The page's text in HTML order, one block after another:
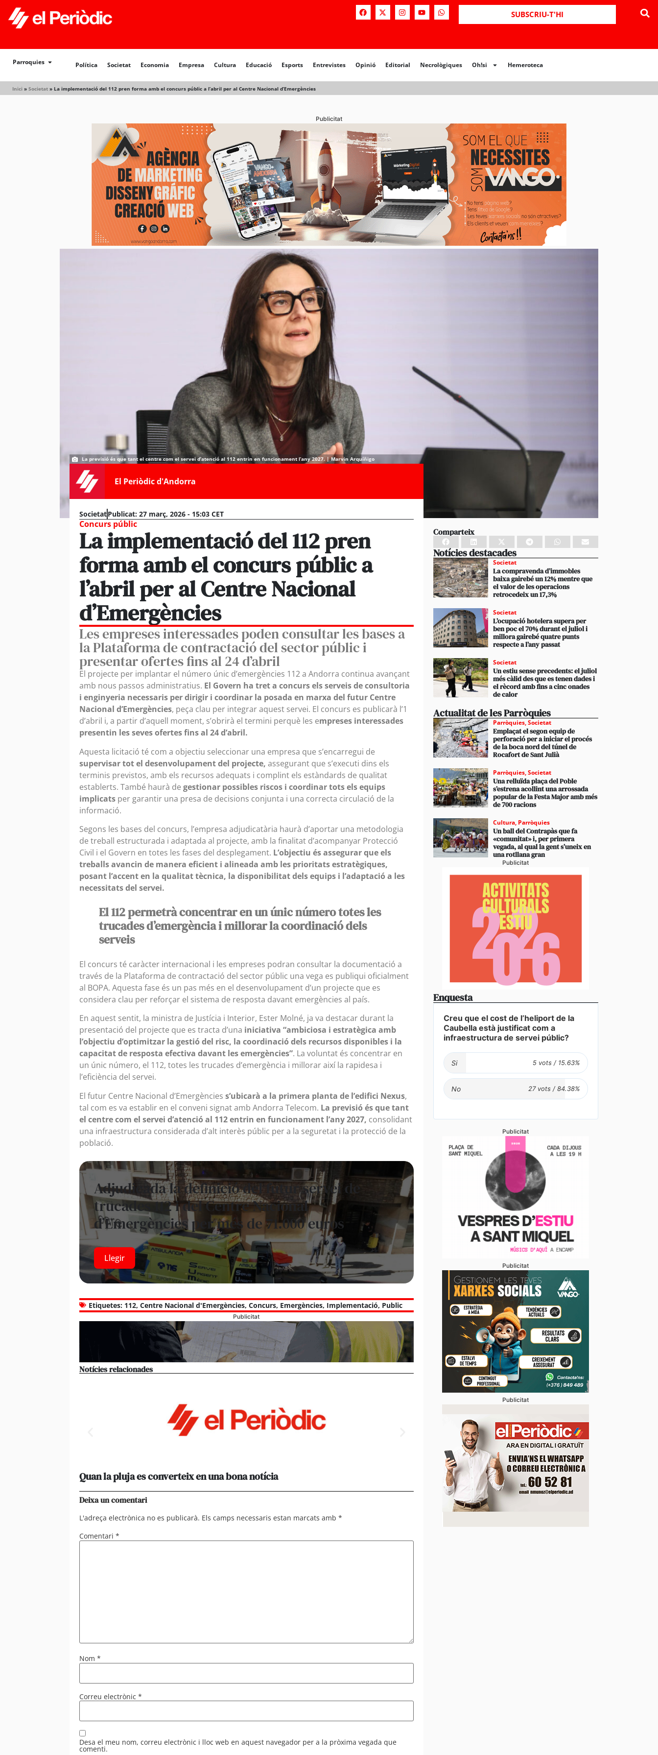
SUBSCRIU-T'HI
Parroquies Política Societat Economia Empresa Cultura Educació Esports Entrevistes Opinió Editorial Necrològiques Oh!si Hemeroteca
Inici » Societat » La implementació del 112 pren forma amb el concurs públic a l’abril per al Centre Nacional d’Emergències
Política Societat Opinió Editorial Necrològiques Hemeroteca
Publicitat
La previsió és que tant el centre com el servei d’atenció al 112 entrin en funcionament l’any 2027. | Marvin Arquíñigo
El Periòdic d'Andorra
SocietatPublicat: 27 març, 2026 - 15:03 CET
Concurs públic
La implementació del 112 pren
forma amb el concurs públic a
l’abril per al Centre Nacional
d’Emergències
Les empreses interessades poden consultar les bases a
la Plataforma de contractació del sector públic i
presentar ofertes fins al 24 d’abril
El projecte per implantar el número únic d’emergències 112 a Andorra continua avançant
amb nous passos administratius. El Govern ha tret a concurs els serveis de consultoria
i enginyeria necessaris per dirigir i coordinar la posada en marxa del futur Centre
Nacional d’Emergències, peça clau per integrar aquest servei. El concurs es publicarà l’1
d’abril i, a partir d’aquell moment, s’obrirà el termini perquè les empreses interessades
presentin les seves ofertes fins al 24 d’abril.
Aquesta licitació té com a objectiu seleccionar una empresa que s’encarregui de
supervisar tot el desenvolupament del projecte, assegurant que s’executi dins els
terminis previstos, amb els recursos adequats i complint els estàndards de qualitat
establerts. També haurà de gestionar possibles riscos i coordinar tots els equips
implicats per garantir una presa de decisions conjunta i una correcta circulació de la
informació.
Segons les bases del concurs, l’empresa adjudicatària haurà d’aportar una metodologia
de treball estructurada i adaptada al projecte, amb la finalitat d’acompanyar Protecció
Civil i el Govern en totes les fases del desplegament. L’objectiu és assegurar que els
treballs avancin de manera eficient i alineada amb les prioritats estratègiques,
posant l’accent en la qualitat tècnica, la disponibilitat dels equips i l’adaptació a les
necessitats del servei.
El 112 permetrà concentrar en un únic número totes les
trucades d’emergència i millorar la coordinació dels
serveis
El concurs té caràcter internacional i les empreses podran consultar la documentació a
través de la Plataforma de contractació del sector públic una vega es publiqui oficialment
al BOPA. Aquesta fase és un pas més en el desenvolupament d’un projecte que es
considera clau per reforçar el sistema de resposta davant emergències al país.
En aquest sentit, la ministra de Justícia i Interior, Ester Molné, ja va destacar durant la
presentació del projecte que es tracta d’una iniciativa “ambiciosa i estratègica amb
l’objectiu d’optimitzar la gestió del risc, la coordinació dels recursos disponibles i la
capacitat de resposta efectiva davant les emergències”. La voluntat és concentrar en
un únic número, el 112, totes les trucades d’emergència i millorar així la rapidesa i
l’eficiència del servei.
El futur Centre Nacional d’Emergències s’ubicarà a la primera planta de l’edifici Nexus,
tal com es va establir en el conveni signat amb Andorra Telecom. La previsió és que tant
el centre com el servei d’atenció al 112 entrin en funcionament l’any 2027, consolidant
una infraestructura considerada d’alt interès públic per a la seguretat i la protecció de la
població.
Adjudicada la definició del futur servei de
trucades 112 i del Centre Nacional
d’Emergències per més de 71.000 euros
Llegir
Etiquetes: 112, Centre Nacional d'Emergències, Concurs, Emergències, Implementació, Public
Publicitat
Notícies relacionades
Quan la pluja es converteix en una bona notícia [Amb vídeos] L’arribada d’una esperada i intensa
acompanyada de calamarsa no dona treva
Deixa un comentari
L'adreça electrònica no es publicarà. Els camps necessaris estan marcats amb *
Comentari *
Nom *
Correu electrònic *
Desa el meu nom, correu electrònic i lloc web en aquest navegador per a la pròxima vegada que
comenti.
Comparteix
Notícies destacades
Societat
La compravenda d’immobles
baixa gairebé un 12% mentre que
el valor de les operacions
retrocedeix un 17,3%
Societat
L’ocupació hotelera supera per
ben poc el 70% durant el juliol i
millora gairebé quatre punts
respecte a l’any passat
Societat
Un estiu sense precedents: el juliol
més càlid des que es tenen dades i
el rècord amb fins a cinc onades
de calor
Actualitat de les Parròquies
Parròquies,Societat
Emplaçat el segon equip de
perforació per a iniciar el procés
de la boca nord del túnel de
Rocafort de Sant Julià
Parròquies,Societat
Una relluïda plaça del Poble
s’estrena acollint una arrossada
popular de la Festa Major amb més
de 700 racions
Cultura, Parròquies
Un ball del Contrapàs que fa
«comunitat» i, per primera
vegada, al qual la gent s’uneix en
una rotllana gran
Publicitat
Enquesta
Creu que el cost de l’heliport de la
Caubella està justificat com a
infraestructura de servei públic?
Si
No
Publicitat
Publicitat
Publicitat